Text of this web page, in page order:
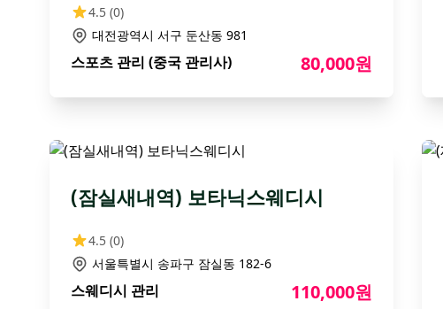
4.5 (0)
대전광역시 서구 둔산동 981
스포츠 관리 (중국 관리사) 80,000원
(잠실새내역) 보타닉스웨디시
4.5 (0)
서울특별시 송파구 잠실동 182-6
스웨디시 관리 110,000원